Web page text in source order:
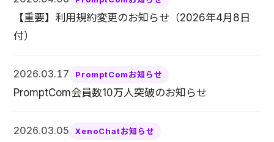
【重要】利用規約変更のお知らせ（2026年4月8日
付）
2026.03.17 PromptComお知らせ
PromptCom会員数10万人突破のお知らせ
2026.03.05 XenoChatお知らせ